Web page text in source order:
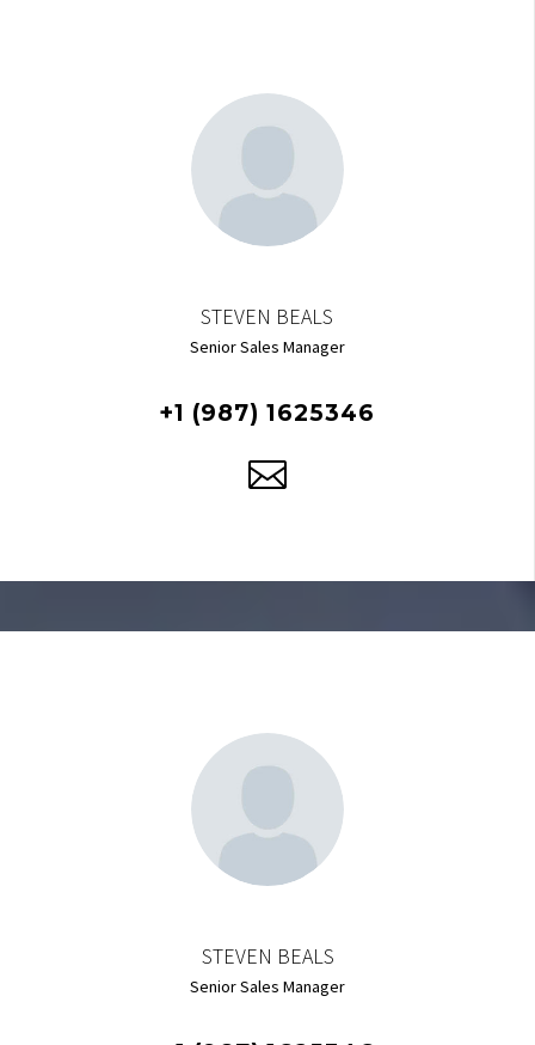
STEVEN BEALS
Senior Sales Manager
+1 (987) 1625346
STEVEN BEALS
Senior Sales Manager